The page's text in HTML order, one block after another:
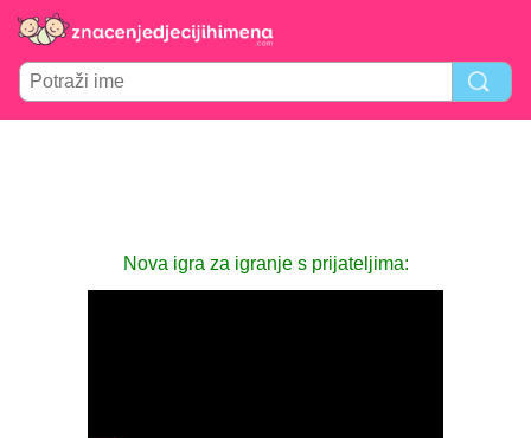
Nova igra za igranje s prijateljima: